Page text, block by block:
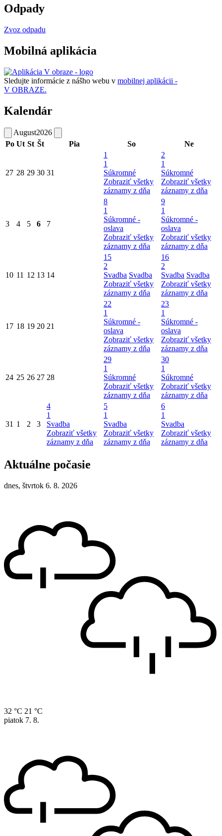
Odpady
Zvoz odpadu
Mobilná aplikácia
Sledujte informácie z nášho webu v mobilnej aplikácii -
V OBRAZE.
Kalendár
August2026
Po Ut St Št Pia So Ne
27 28 29 30 31
1
1
Súkromné
Zobraziť všetky
záznamy z dňa
2
1
Súkromné
Zobraziť všetky
záznamy z dňa
3 4 5 6 7
8
1
Súkromné -
oslava
Zobraziť všetky
záznamy z dňa
9
1
Súkromné -
oslava
Zobraziť všetky
záznamy z dňa
10 11 12 13 14
15
2
Svadba Svadba
Zobraziť všetky
záznamy z dňa
16
2
Svadba Svadba
Zobraziť všetky
záznamy z dňa
17 18 19 20 21
22
1
Súkromné -
oslava
Zobraziť všetky
záznamy z dňa
23
1
Súkromné -
oslava
Zobraziť všetky
záznamy z dňa
24 25 26 27 28
29
1
Súkromné
Zobraziť všetky
záznamy z dňa
30
1
Súkromné
Zobraziť všetky
záznamy z dňa
31 1 2 3
4
1
Svadba
Zobraziť všetky
záznamy z dňa
5
1
Svadba
Zobraziť všetky
záznamy z dňa
6
1
Svadba
Zobraziť všetky
záznamy z dňa
Aktuálne počasie
dnes, štvrtok 6. 8. 2026
32 °C 21 °C
piatok 7. 8.